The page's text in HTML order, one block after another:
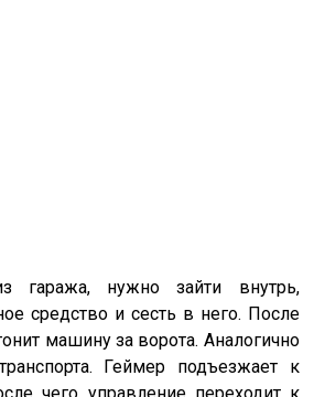
гаража, нужно зайти внутрь,
средство и сесть в него. После
машину за ворота. Аналогично
Геймер подъезжает к